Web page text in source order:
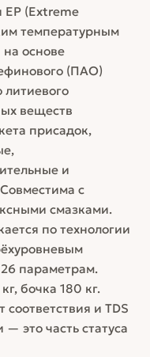
(Extreme
температурным
основе
(ПАО)
литиевого
веществ
присадок,
и
с
смазками.
по технологии
параметрам.
бочка 180 кг.
и TDS
это часть статуса